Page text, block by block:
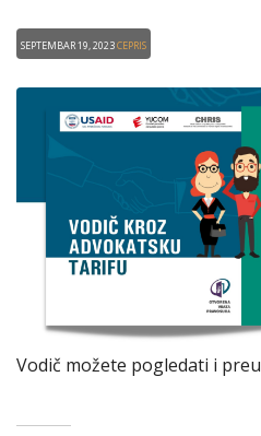
Septembar 19, 2023CEPRIS
Vodič možete pogledati i